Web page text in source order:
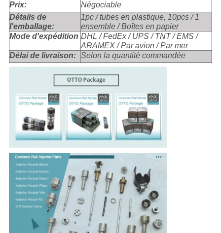
Prix:
Négociable
Détails de
l'emballage:
1pc / tubes en plastique, 10pcs / 1
ensemble / Boîtes en papier
Mode d'expédition DHL / FedEx / UPS / TNT / EMS /
ARAMEX / Par avion / Par mer
Délai de livraison: Selon la quantité commandée